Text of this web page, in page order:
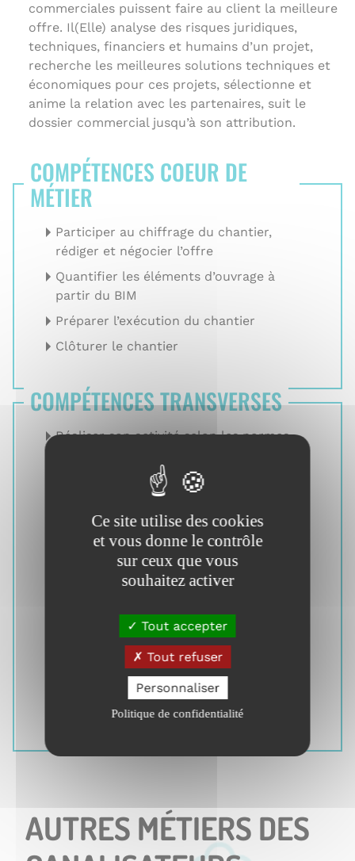
commerciales puissent faire au client la meilleure
offre. Il(Elle) analyse des risques juridiques,
techniques, financiers et humains d’un projet,
recherche les meilleures solutions techniques et
économiques pour ces projets, sélectionne et
anime la relation avec les partenaires, suit le
dossier commercial jusqu’à son attribution.
COMPÉTENCES COEUR DE
MÉTIER
Participer au chiffrage du chantier,
rédiger et négocier l’offre
Quantifier les éléments d’ouvrage à
partir du BIM
Préparer l’exécution du chantier
Clôturer le chantier
COMPÉTENCES TRANSVERSES
Réaliser son activité selon les normes
Organiser son activité professionnelle
Agir face à un aléa
Travailler en équipe
Communiquer en milieu
Utiliser le numérique
Contribuer à l’amélioration continue
Transmettre les compétences
(former et tutorer)
AUTRES MÉTIERS DES
Ce site utilise des cookies
et vous donne le contrôle
sur ceux que vous
souhaitez activer
Tout accepter
Tout refuser
Personnaliser
Politique de confidentialité